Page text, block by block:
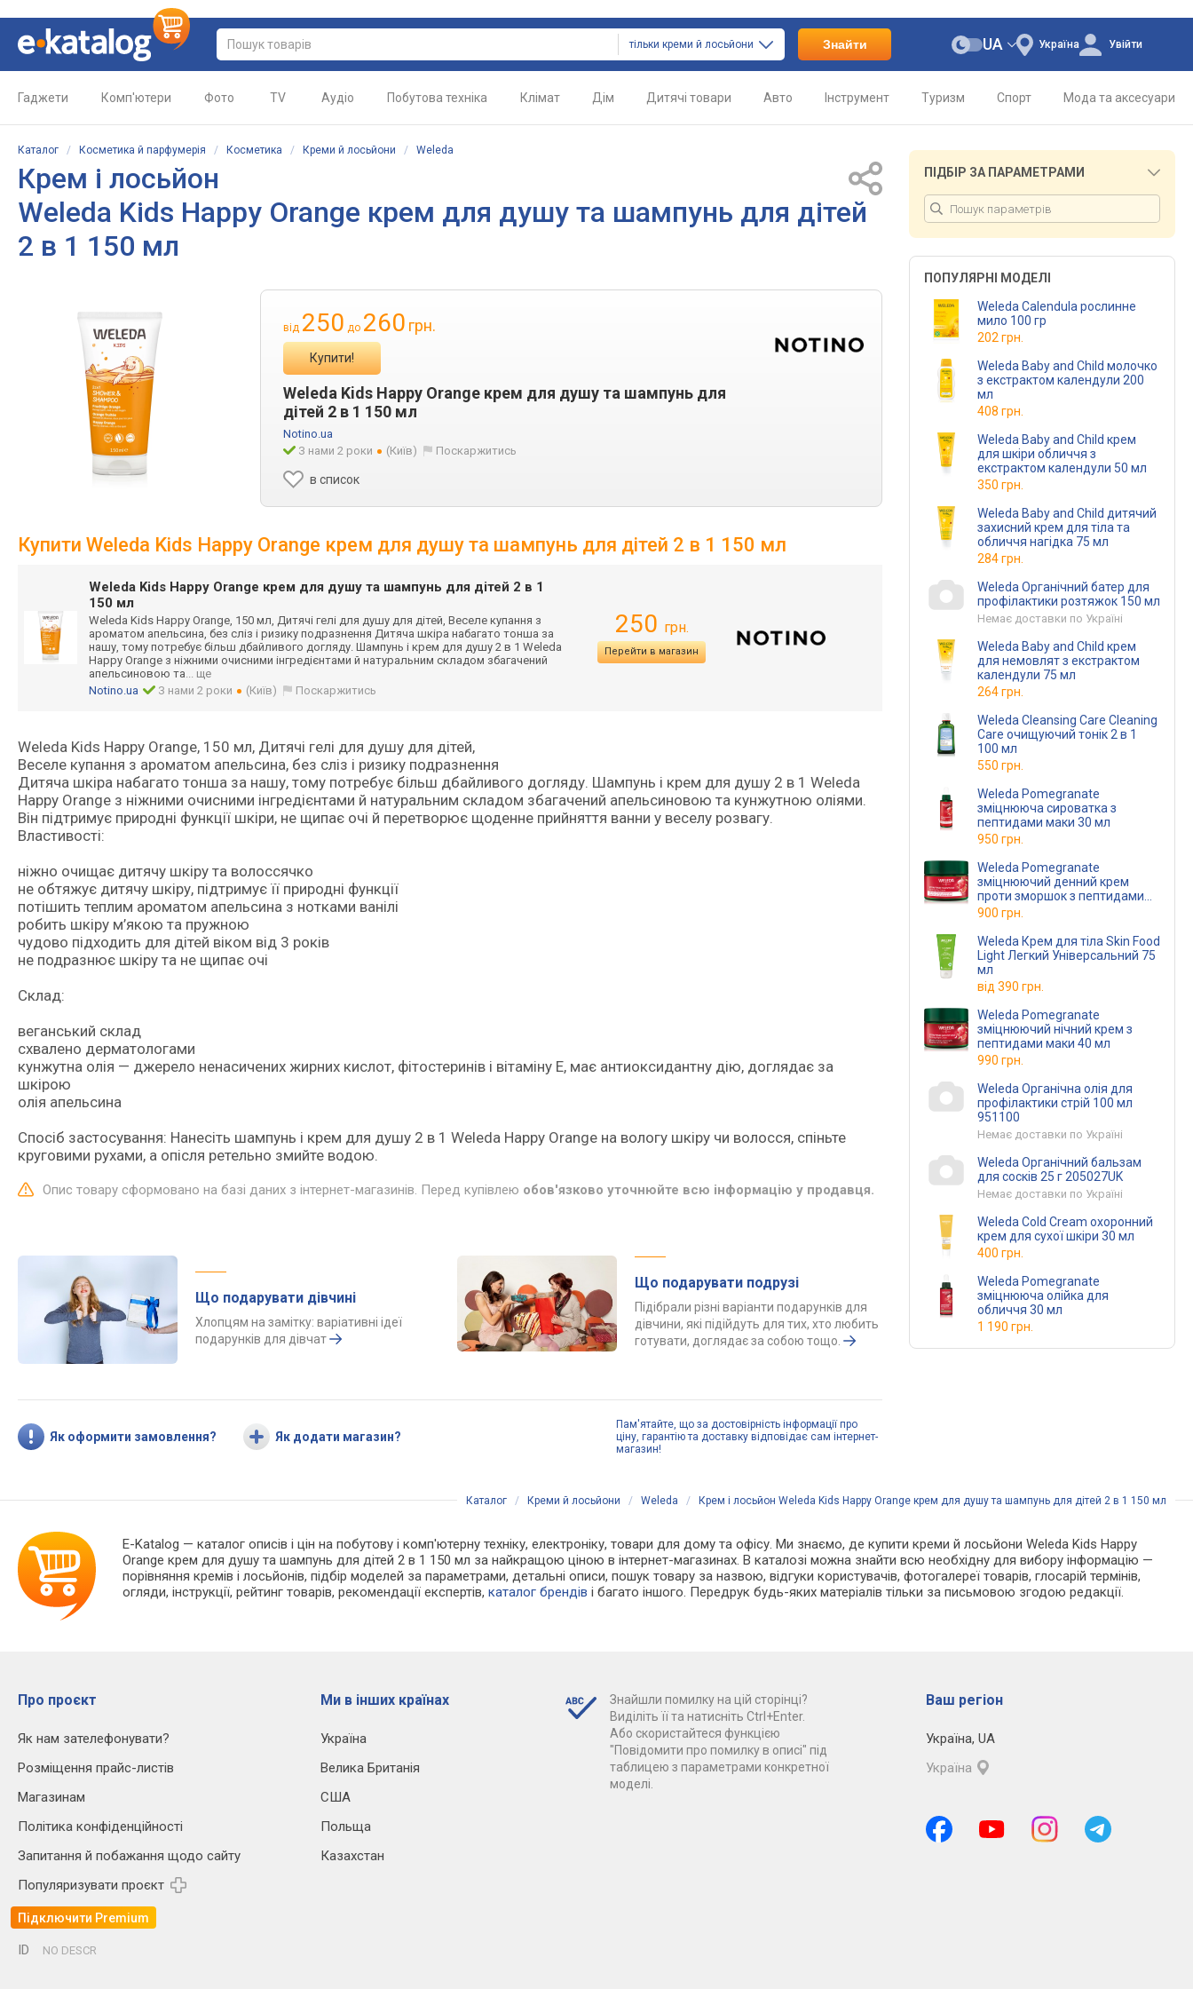
тільки креми й лосьйони Знайти Україна
UA Увійти
Гаджети Комп'ютери Фото TV Аудіо Побутова техніка Клімат Дім Дитячі товари Авто Інструмент Туризм Спорт Мода та аксесуари
Каталог / Косметика й парфумерія / Косметика / Креми й лосьйони / Weleda
Крем і лосьйон
Weleda Kids Happy Orange крем для душу та шампунь для дітей
2 в 1 150 мл
від 250 до 260 грн.
Купити!
Weleda Kids Happy Orange крем для душу та шампунь для
дітей 2 в 1 150 мл
Notino.ua
З нами 2 роки
(Київ) Поскаржитись
в список
Купити Weleda Kids Happy Orange крем для душу та шампунь для дітей 2 в 1 150 мл
Weleda Kids Happy Orange крем для душу та шампунь для дітей 2 в 1
150 мл
Weleda Kids Happy Orange, 150 мл, Дитячі гелі для душу для дітей, Веселе купання з
ароматом апельсина, без сліз і ризику подразнення Дитяча шкіра набагато тонша за
нашу, тому потребує більш дбайливого догляду. Шампунь і крем для душу 2 в 1 Weleda
Happy Orange з ніжними очисними інгредієнтами й натуральним складом збагачений
апельсиновою та... ще
Notino.ua
З нами 2 роки (Київ) Поскаржитись
250 грн.
Перейти в магазин
Weleda Kids Happy Orange, 150 мл, Дитячі гелі для душу для дітей,
Веселе купання з ароматом апельсина, без сліз і ризику подразнення
Дитяча шкіра набагато тонша за нашу, тому потребує більш дбайливого догляду. Шампунь і крем для душу 2 в 1 Weleda
Happy Orange з ніжними очисними інгредієнтами й натуральним складом збагачений апельсиновою та кунжутною оліями.
Він підтримує природні функції шкіри, не щипає очі й перетворює щоденне прийняття ванни у веселу розвагу.
Властивості:
ніжно очищає дитячу шкіру та волоссячко
не обтяжує дитячу шкіру, підтримує її природні функції
потішить теплим ароматом апельсина з нотками ванілі
робить шкіру м’якою та пружною
чудово підходить для дітей віком від 3 років
не подразнює шкіру та не щипає очі
Склад:
веганський склад
схвалено дерматологами
кунжутна олія — джерело ненасичених жирних кислот, фітостеринів і вітаміну Е, має антиоксидантну дію, доглядає за
шкірою
олія апельсина
Спосіб застосування: Нанесіть шампунь і крем для душу 2 в 1 Weleda Happy Orange на вологу шкіру чи волосся, спіньте
круговими рухами, а опісля ретельно змийте водою.
Опис товару сформовано на базі даних з інтернет-магазинів. Перед купівлею обов'язково уточнюйте всю інформацію у продавця.
Що подарувати дівчині
Хлопцям на замітку: варіативні ідеї
подарунків для дівчат
Що подарувати подрузі
Підібрали різні варіанти подарунків для
дівчини, які підійдуть для тих, хто любить
готувати, доглядає за собою тощо.
Як оформити замовлення? Як додати магазин?
Пам'ятайте, що за достовірність інформації про
ціну, гарантію та доставку відповідає сам інтернет-
магазин!
ПІДБІР ЗА ПАРАМЕТРАМИ
ПОПУЛЯРНІ МОДЕЛІ
Weleda Calendula рослинне
мило 100 гр
202 грн.
Weleda Baby and Child молочко
з екстрактом календули 200
мл
408 грн.
Weleda Baby and Child крем
для шкіри обличчя з
екстрактом календули 50 мл
350 грн.
Weleda Baby and Child дитячий
захисний крем для тіла та
обличчя нагідка 75 мл
284 грн.
Weleda Органічний батер для
профілактики розтяжок 150 мл
Немає доставки по Україні
Weleda Baby and Child крем
для немовлят з екстрактом
календули 75 мл
264 грн.
Weleda Cleansing Care Cleaning
Care очищуючий тонік 2 в 1
100 мл
550 грн.
Weleda Pomegranate
зміцнююча сироватка з
пептидами маки 30 мл
950 грн.
Weleda Pomegranate
зміцнюючий денний крем
проти зморшок з пептидами
маки 40 мл
900 грн.
Weleda Крем для тіла Skin Food
Light Легкий Універсальний 75
мл
від 390 грн.
Weleda Pomegranate
зміцнюючий нічний крем з
пептидами маки 40 мл
990 грн.
Weleda Органічна олія для
профілактики стрій 100 мл
951100
Немає доставки по Україні
Weleda Органічний бальзам
для сосків 25 г 205027UK
Немає доставки по Україні
Weleda Cold Cream охоронний
крем для сухої шкіри 30 мл
400 грн.
Weleda Pomegranate
зміцнююча олійка для
обличчя 30 мл
1 190 грн.
Каталог / Креми й лосьйони / Weleda / Крем і лосьйон Weleda Kids Happy Orange крем для душу та шампунь для дітей 2 в 1 150 мл
E-Katalog — каталог описів і цін на побутову і комп'ютерну техніку, електроніку, товари для дому та офісу. Ми знаємо, де купити креми й лосьйони Weleda Kids Happy
Orange крем для душу та шампунь для дітей 2 в 1 150 мл за найкращою ціною в інтернет-магазинах. В каталозі можна знайти всю необхідну для вибору інформацію —
порівняння кремів і лосьйонів, підбір моделей за параметрами, детальні описи, пошук товару за назвою, відгуки користувачів, фотогалереї товарів, глосарій термінів,
огляди, інструкції, рейтинг товарів, рекомендації експертів,каталог брендів і багато іншого. Передрук будь-яких матеріалів тільки за письмовою згодою редакції.
Про проєкт
Як нам зателефонувати?
Розміщення прайс-листів
Магазинам
Політика конфіденційності
Запитання й побажання щодо сайту
Популяризувати проєкт
Підключити Premium
Ми в інших країнах
Україна
Велика Британія
США
Польща
Казахстан
Знайшли помилку на цій сторінці?
Виділіть її та натисніть Ctrl+Enter.
Або скористайтеся функцією
"Повідомити про помилку в описі" під
таблицею з параметрами конкретної
моделі.
Ваш регіон
Україна, UA
Україна
ID NO DESCR